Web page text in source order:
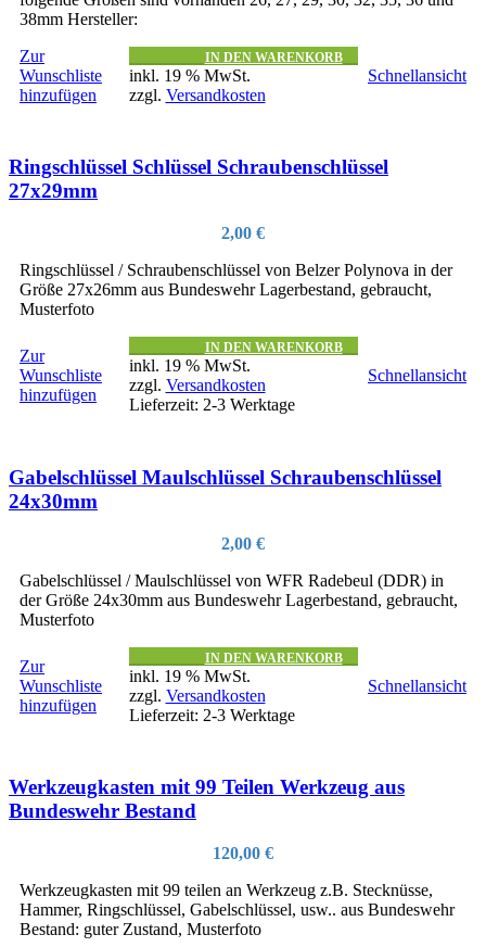
38mm Hersteller:
Zur
Wunschliste
hinzufügen
IN DEN WARENKORB
inkl. 19 % MwSt.
zzgl. Versandkosten
Schnellansicht
Ringschlüssel Schlüssel Schraubenschlüssel
27x29mm
2,00 €
Ringschlüssel / Schraubenschlüssel von Belzer Polynova in der
Größe 27x26mm aus Bundeswehr Lagerbestand, gebraucht,
Musterfoto
Zur
Wunschliste
hinzufügen
IN DEN WARENKORB
inkl. 19 % MwSt.
zzgl. Versandkosten
Lieferzeit: 2-3 Werktage
Schnellansicht
Gabelschlüssel Maulschlüssel Schraubenschlüssel
24x30mm
2,00 €
Gabelschlüssel / Maulschlüssel von WFR Radebeul (DDR) in
der Größe 24x30mm aus Bundeswehr Lagerbestand, gebraucht,
Musterfoto
Zur
Wunschliste
hinzufügen
IN DEN WARENKORB
inkl. 19 % MwSt.
zzgl. Versandkosten
Lieferzeit: 2-3 Werktage
Schnellansicht
Werkzeugkasten mit 99 Teilen Werkzeug aus
Bundeswehr Bestand
120,00 €
Werkzeugkasten mit 99 teilen an Werkzeug z.B. Stecknüsse,
Hammer, Ringschlüssel, Gabelschlüssel, usw.. aus Bundeswehr
Bestand: guter Zustand, Musterfoto